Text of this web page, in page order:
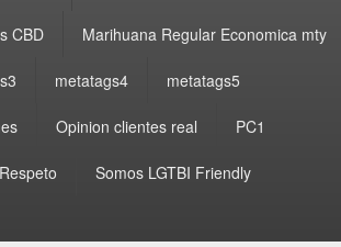
CBD Marihuana Regular Economica mty
metatags4 metatags5
Opinion clientes real PC1
Somos LGTBI Friendly